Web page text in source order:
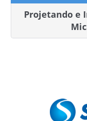
Projetando e